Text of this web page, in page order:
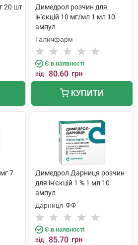
20 шт
Димедрол розчин для
ін'єкцій 10 мг/мл 1 мл 10
ампул
Галичфарм
Є в наявності
від 80.60 грн
КУПИТИ
7
Димедрол Дарниця розчин
для ін'єкцій 1 % 1 мл 10
ампул
Дарниця ФФ
Є в наявності
від 85.70 грн